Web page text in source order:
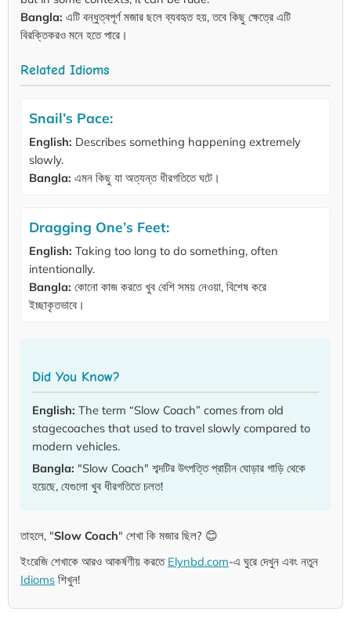
Bangla: এটি বন্ধুত্বপূর্ণ মজার ছলে ব্যবহৃত হয়, তবে কিছু ক্ষেত্রে এটি
বিরক্তিকরও মনে হতে পারে।
Related Idioms
Snail’s Pace:
English: Describes something happening extremely
slowly.
Bangla: এমন কিছু যা অত্যন্ত ধীরগতিতে ঘটে।
Dragging One’s Feet:
English: Taking too long to do something, often
intentionally.
Bangla: কোনো কাজ করতে খুব বেশি সময় নেওয়া, বিশেষ করে
ইচ্ছাকৃতভাবে।
Did You Know?
English: The term “Slow Coach” comes from old
stagecoaches that used to travel slowly compared to
modern vehicles.
Bangla: "Slow Coach" শব্দটির উৎপত্তি প্রাচীন ঘোড়ার গাড়ি থেকে
হয়েছে, যেগুলো খুব ধীরগতিতে চলত!
তাহলে, "Slow Coach" শেখা কি মজার ছিল? 😊
ইংরেজি শেখাকে আরও আকর্ষণীয় করতে Elynbd.com-এ ঘুরে দেখুন এবং নতুন
Idioms শিখুন!